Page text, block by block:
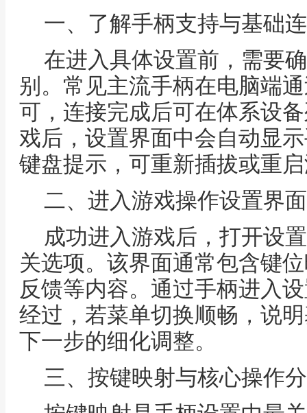
一、了解手柄支持与基础
在进入具体设置前，需要
别。常见主流手柄在电脑端
可，连接完成后可在体系设
戏后，设置界面中会自动显
键盘提示，可重新插拔或重
二、进入游戏操作设置界面
成功进入游戏后，打开设
关选项。该界面通常包含键
反馈等内容。通过手柄进入
经过，若菜单切换顺畅，说
下一步的细化调整。
三、按键映射与核心操作